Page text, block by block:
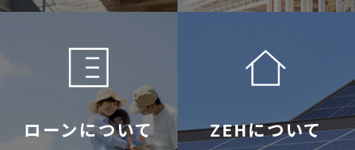
ローンについて ZEHについて